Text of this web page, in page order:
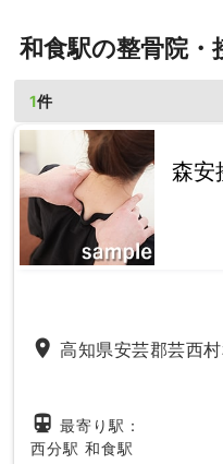
和食駅の整骨院・
1件
森安
place 高知県安芸郡芸西
directions_subway 最寄り駅：
西分駅 和食駅